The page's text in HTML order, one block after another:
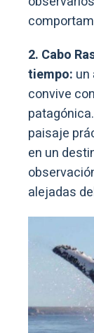
2. Cabo
tiempo: un
convive
paisaje
en un
alejadas